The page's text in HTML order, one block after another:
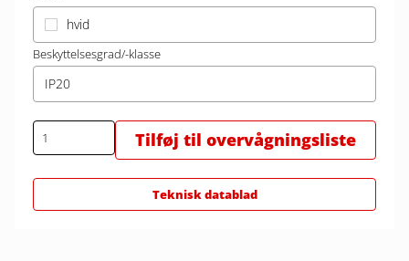
hvid
Beskyttelsesgrad/-klasse
IP20
Tilføj til overvågningsliste
Teknisk datablad